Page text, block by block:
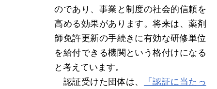
のであり、事業と制度の社会的信頼を
高める効果があります。将来は、薬剤
師免許更新の手続きに有効な研修単位
を給付できる機関という格付けになる
と考えています。
認証受けた団体は、
「認証に当たっ